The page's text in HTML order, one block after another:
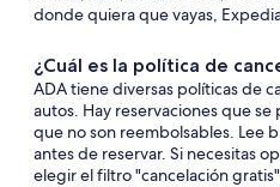
donde quiera que vayas,
¿Cuál es la política de
ADA tiene diversas políticas de
autos. Hay reservaciones que
que no son reembolsables. Lee
antes de reservar. Si necesitas
elegir el filtro "cancelación